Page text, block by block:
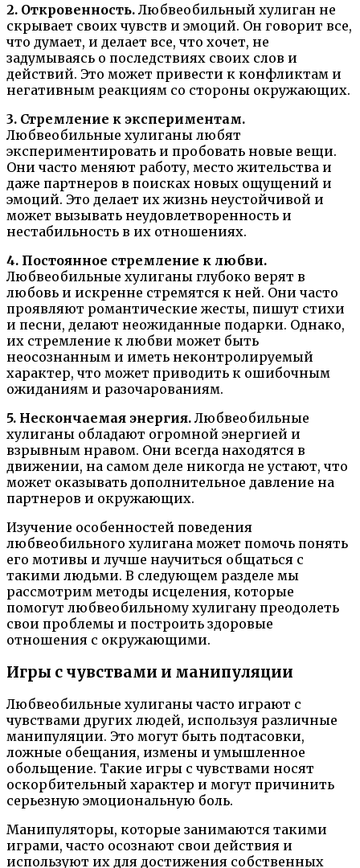
2. Откровенность. Любвеобильный хулиган не
скрывает своих чувств и эмоций. Он говорит все,
что думает, и делает все, что хочет, не
задумываясь о последствиях своих слов и
действий. Это может привести к конфликтам и
негативным реакциям со стороны окружающих.
3. Стремление к экспериментам.
Любвеобильные хулиганы любят
экспериментировать и пробовать новые вещи.
Они часто меняют работу, место жительства и
даже партнеров в поисках новых ощущений и
эмоций. Это делает их жизнь неустойчивой и
может вызывать неудовлетворенность и
нестабильность в их отношениях.
4. Постоянное стремление к любви.
Любвеобильные хулиганы глубоко верят в
любовь и искренне стремятся к ней. Они часто
проявляют романтические жесты, пишут стихи
и песни, делают неожиданные подарки. Однако,
их стремление к любви может быть
неосознанным и иметь неконтролируемый
характер, что может приводить к ошибочным
ожиданиям и разочарованиям.
5. Нескончаемая энергия. Любвеобильные
хулиганы обладают огромной энергией и
взрывным нравом. Они всегда находятся в
движении, на самом деле никогда не устают, что
может оказывать дополнительное давление на
партнеров и окружающих.
Изучение особенностей поведения
любвеобильного хулигана может помочь понять
его мотивы и лучше научиться общаться с
такими людьми. В следующем разделе мы
рассмотрим методы исцеления, которые
помогут любвеобильному хулигану преодолеть
свои проблемы и построить здоровые
отношения с окружающими.
Игры с чувствами и манипуляции
Любвеобильные хулиганы часто играют с
чувствами других людей, используя различные
манипуляции. Это могут быть подтасовки,
ложные обещания, измены и умышленное
обольщение. Такие игры с чувствами носят
оскорбительный характер и могут причинить
серьезную эмоциональную боль.
Манипуляторы, которые занимаются такими
играми, часто осознают свои действия и
используют их для достижения собственных